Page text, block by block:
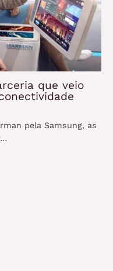
que veio
pela Samsung, as